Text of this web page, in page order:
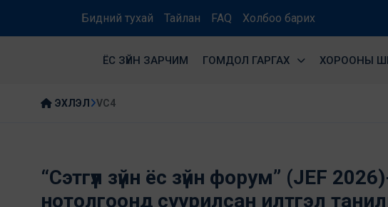
Бидний тухай Тайлан FAQ Холбоо барих
ЁС ЗҮЙН ЗАРЧИМ ГОМДОЛ ГАРГАХ ХОРООНЫ
ЭХЛЭЛ VC4
“Сэтгүүл зүйн ёс зүйн форум” (JEF
нотолгоонд суурилсан илтгэл